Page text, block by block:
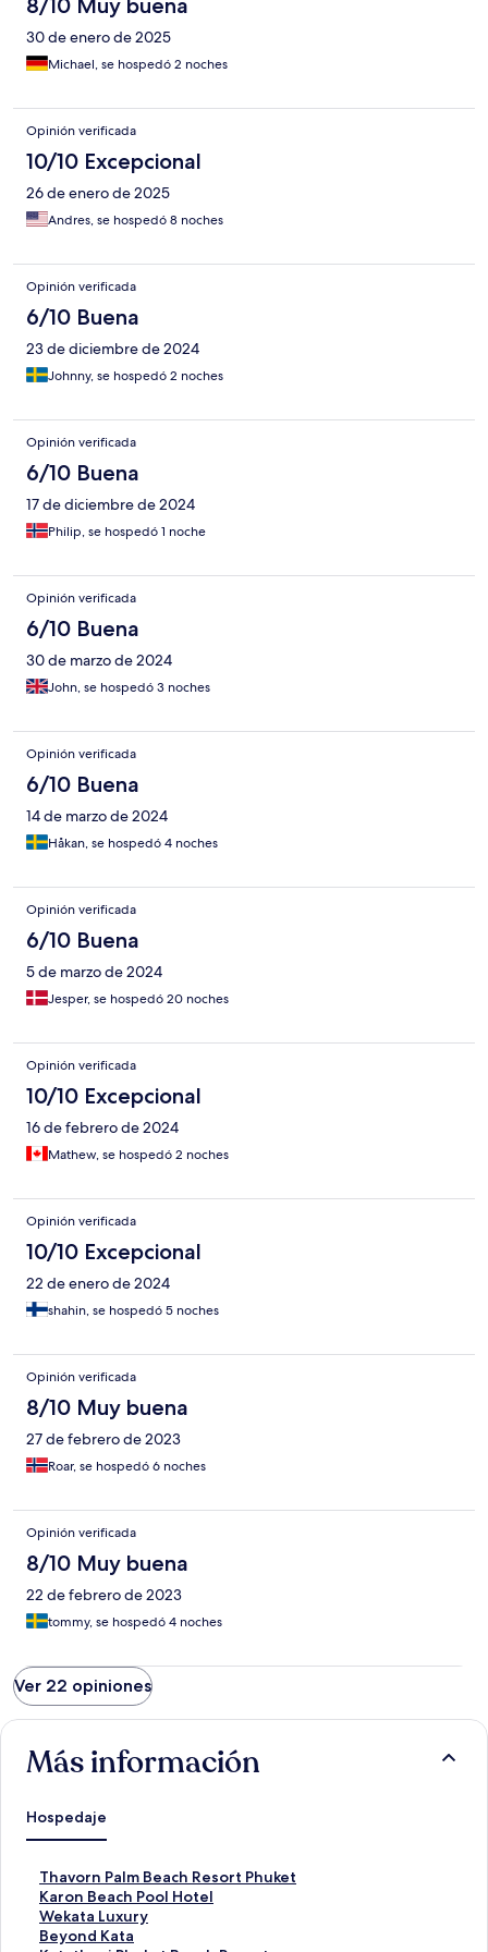
8/10 Muy buena
30 de enero de 2025
Michael, se hospedó 2 noches
Opinión verificada
10/10 Excepcional
26 de enero de 2025
Andres, se hospedó 8 noches
Opinión verificada
6/10 Buena
23 de diciembre de 2024
Johnny, se hospedó 2 noches
Opinión verificada
6/10 Buena
17 de diciembre de 2024
Philip, se hospedó 1 noche
Opinión verificada
6/10 Buena
30 de marzo de 2024
John, se hospedó 3 noches
Opinión verificada
6/10 Buena
14 de marzo de 2024
Håkan, se hospedó 4 noches
Opinión verificada
6/10 Buena
5 de marzo de 2024
Jesper, se hospedó 20 noches
Opinión verificada
10/10 Excepcional
16 de febrero de 2024
Mathew, se hospedó 2 noches
Opinión verificada
10/10 Excepcional
22 de enero de 2024
shahin, se hospedó 5 noches
Opinión verificada
8/10 Muy buena
27 de febrero de 2023
Roar, se hospedó 6 noches
Opinión verificada
8/10 Muy buena
22 de febrero de 2023
tommy, se hospedó 4 noches
Ver 22 opiniones
Más información
Hospedaje
Thavorn Palm Beach Resort Phuket
E
n
l
a
Karon Beach Pool Hotel
E
n
l
Wekata Luxury
E
n
Beyond Kata
E